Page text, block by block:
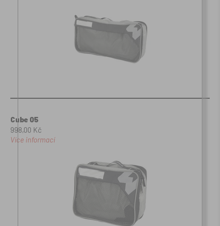
Cube 05
998,00 Kč
Více informací